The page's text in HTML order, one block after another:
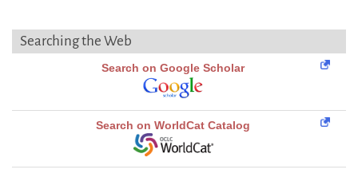
Searching the Web
Search on Google Scholar
Search on WorldCat Catalog